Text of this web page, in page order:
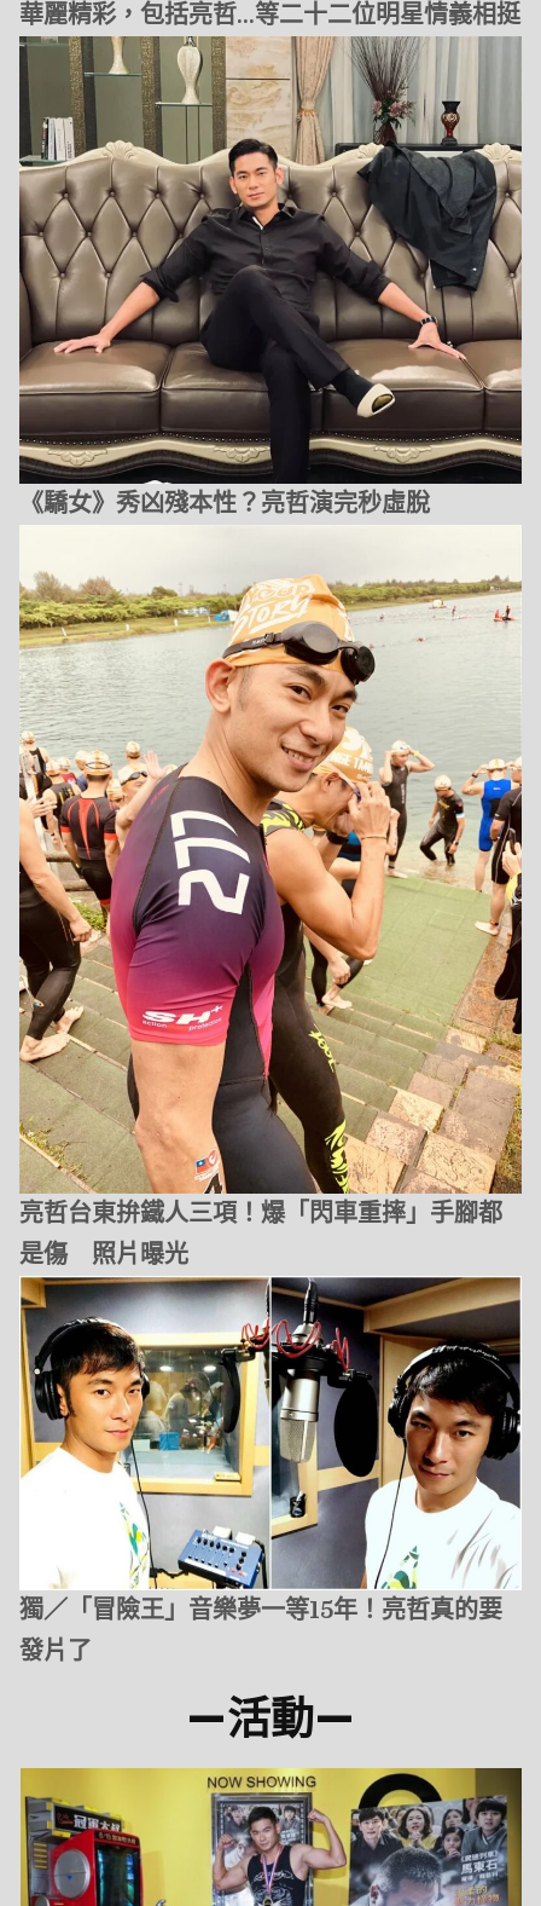
華麗精彩，包括亮哲…等二十二位明星情義相挺
《驕女》秀凶殘本性？亮哲演完秒虛脫
亮哲台東拚鐵人三項！爆「閃車重摔」手腳都
是傷 照片曝光
獨／「冒險王」音樂夢一等15年！亮哲真的要
發片了
—活動—